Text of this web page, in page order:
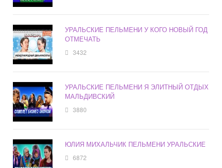
УРАЛЬСКИЕ ПЕЛЬМЕНИ У КОГО НОВЫЙ ГОД
ОТМЕЧАТЬ
3432
УРАЛЬСКИЕ ПЕЛЬМЕНИ Я ЭЛИТНЫЙ ОТДЫХ
МАЛЬДИВСКИЙ
3880
ЮЛИЯ МИХАЛЬЧИК ПЕЛЬМЕНИ УРАЛЬСКИЕ
6872